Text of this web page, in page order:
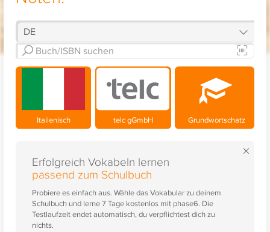
Italienisch telc gGmbH Grundwortschatz
×
Erfolgreich Vokabeln lernen
passend zum Schulbuch
Probiere es einfach aus. Wähle das Vokabular zu deinem
Schulbuch und lerne 7 Tage kostenlos mit phase6. Die
Testlaufzeit endet automatisch, du verpflichtest dich zu
nichts.